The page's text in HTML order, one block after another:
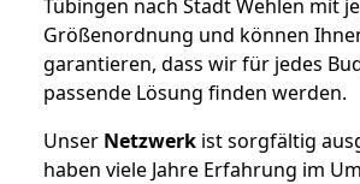
Tübingen nach Stadt Wehlen mit
Größenordnung und können
garantieren, dass wir für jedes
passende Lösung finden werden.
Unser Netzwerk ist sorgfältig
haben viele Jahre Erfahrung im